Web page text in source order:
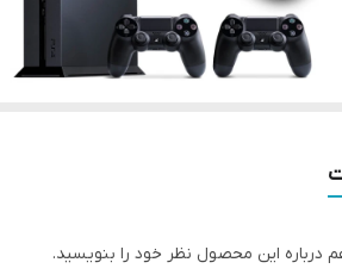
درباره این محصول نظر خود را بنویسید.